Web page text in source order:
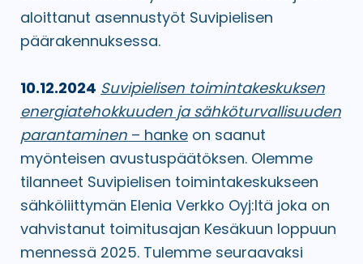
aloittanut asennustyöt Suvipielisen
päärakennuksessa.
10.12.2024 Suvipielisen toimintakeskuksen
energiatehokkuuden ja sähköturvallisuuden
parantaminen – hanke on saanut
myönteisen avustuspäätöksen. Olemme
tilanneet Suvipielisen toimintakeskukseen
sähköliittymän Elenia Verkko Oyj:ltä joka on
vahvistanut toimitusajan Kesäkuun loppuun
mennessä 2025. Tulemme seuraavaksi